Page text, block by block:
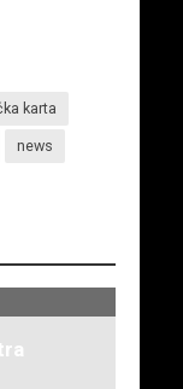
karta
news